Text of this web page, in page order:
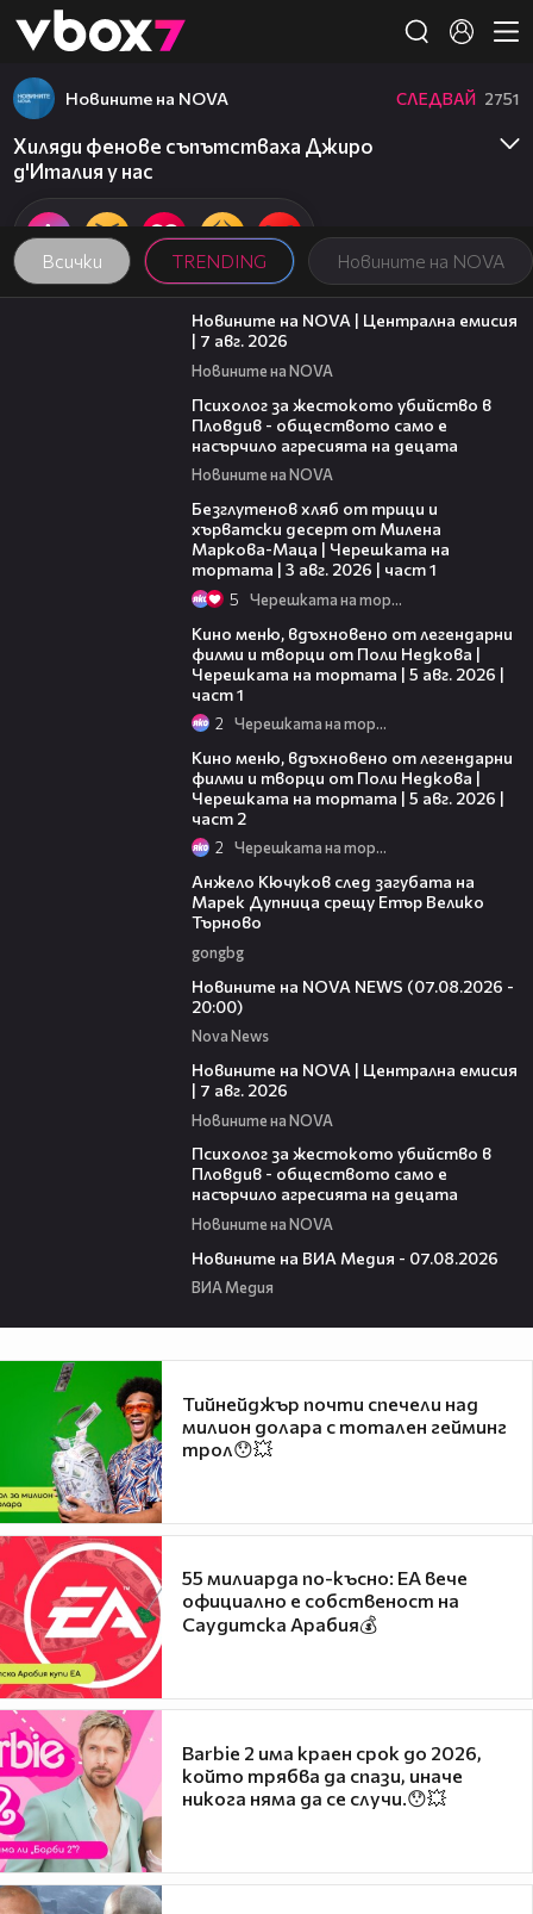
👾
Всички TRENDING Новините на NOVA
Новините на NOVA СЛЕДВАЙ 2751
Хиляди фенове съпътстваха Джиро
д'Италия у нас
45:26
Новините на NOVA | Централна емисия
| 7 авг. 2026
Новините на NOVA
Психолог за жестокото убийство в
Пловдив - обществото само е
насърчило агресията на децата
Новините на NOVA
Безглутенов хляб от трици и
хърватски десерт от Милена
Маркова-Маца | Черешката на
тортата | 3 авг. 2026 | част 1
5 Черешката на тортата
Кино меню, вдъхновено от легендарни
филми и творци от Поли Недкова |
Черешката на тортата | 5 авг. 2026 |
част 1
2 Черешката на тортата
Кино меню, вдъхновено от легендарни
филми и творци от Поли Недкова |
Черешката на тортата | 5 авг. 2026 |
част 2
2 Черешката на тортата
Анжело Кючуков след загубата на
Марек Дупница срещу Етър Велико
Търново
gongbg
Новините на NOVA NEWS (07.08.2026 -
20:00)
Nova News
Новините на NOVA | Централна емисия
| 7 авг. 2026
Новините на NOVA
Психолог за жестокото убийство в
Пловдив - обществото само е
насърчило агресията на децата
Новините на NOVA
Новините на ВИА Медия - 07.08.2026
ВИА Медия
Тийнейджър почти спечели над
милион долара с тотален гейминг
трол😯💥
55 милиарда по-късно: EA вече
официално е собственост на
Саудитска Арабия💰
Barbie 2 има краен срок до 2026,
който трябва да спази, иначе
никога няма да се случи.😯💥